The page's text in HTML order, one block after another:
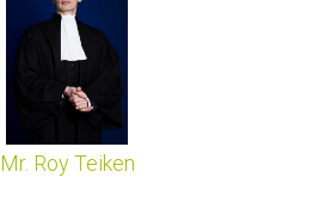
Mr. Roy Teiken